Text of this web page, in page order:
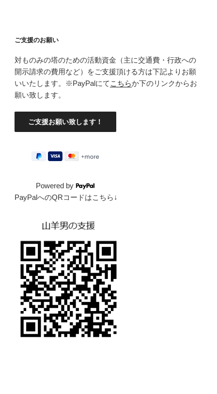
シ
ョ
ン
ご支援のお願い
対ものみの塔のための活動資金（主に交通費・行政への
開示請求の費用など）をご支援頂ける方は下記よりお願
いいたします。※PayPalにて こちらか下のリンクからお
願い致します。
Powered by
PayPalへのQRコードはこちら↓